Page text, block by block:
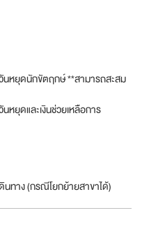
หยุดนักขัตฤกษ์ **สามารถสะสม
หยุดและเงินช่วยเหลือการ
ทาง (กรณีโยกย้ายสาขาได้)